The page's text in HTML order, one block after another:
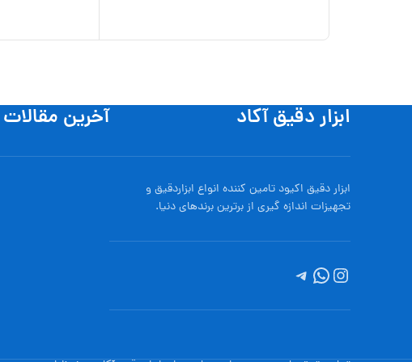
ابزار دقیق آکاد
ابزار دقیق اکیود تامین کننده انواع ابزاردقيق و
تجهيزات اندازه گیری از برترین برندهای دنیا.
آخرین مقالات